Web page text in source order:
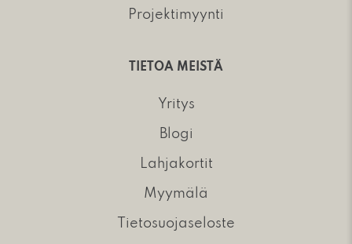
Projektimyynti
TIETOA MEISTÄ
Yritys
Blogi
Lahjakortit
Myymälä
Tietosuojaseloste